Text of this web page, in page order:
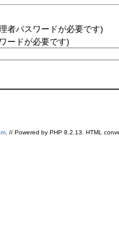
者パスワードが必要です)
ードが必要です)
. // Powered by PHP 8.2.13. HTML